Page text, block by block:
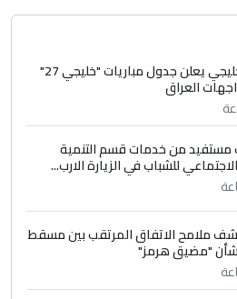
للعراق ومن اصول عريقة
يرد على صدام حسين سل
كامل)
عصابة علي ماما يسقط
للعراق ومن اصول عريقة
يرد على صدام حسين سل
(نص كامل)
الاتحاد الخليجي يعلن جدول مباريات "خليجي 27"
العراق
مستفيد من خدمات قسم التنمية
للشباب في الزيارة الارب...
ملامح الاتفاق المرتقب بين مسقط
"مضيق هرمز"